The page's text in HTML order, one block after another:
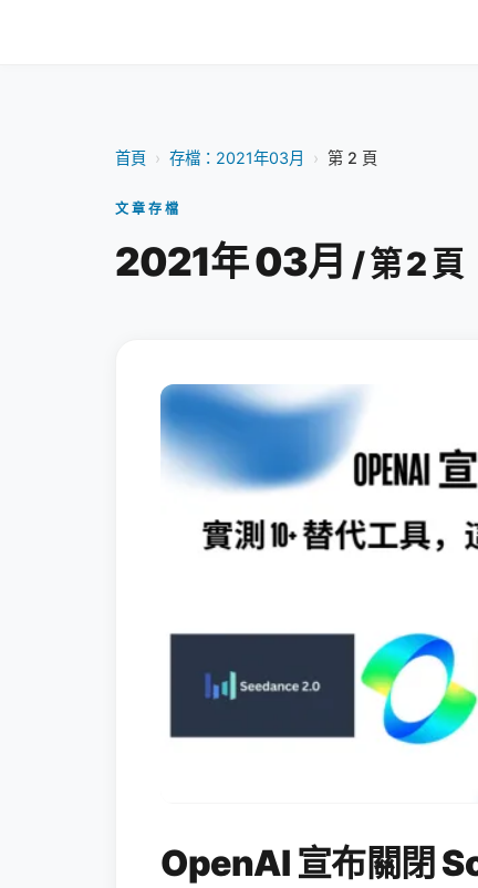
首頁 › 存檔：2021年03月 › 第 2 頁
文章存檔
2021年 03月 / 第 2 頁
OpenAI 宣布關閉